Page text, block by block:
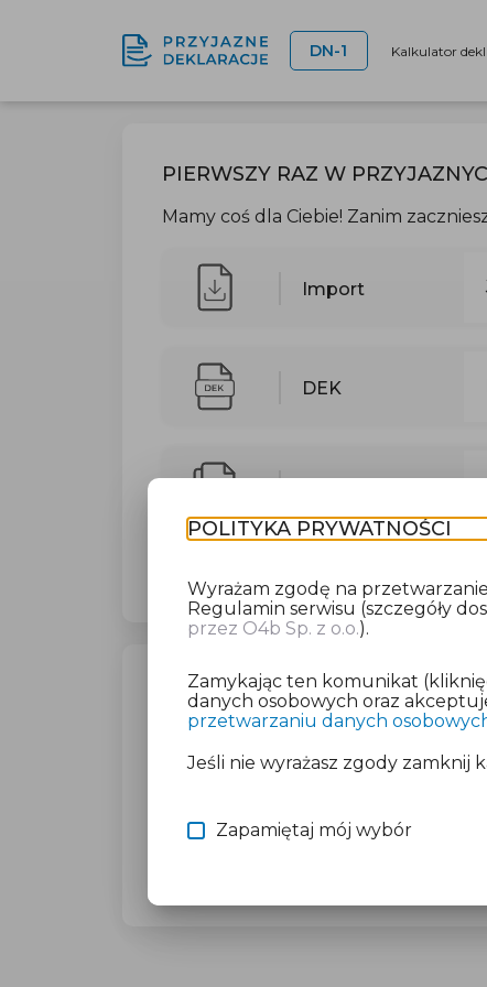
DN-1 Kalkulator
PIERWSZY RAZ W
Mamy coś dla Ciebie! Zanim
Import
DEK
WYBIERZ JEDNĄ Z OPCJI
Wczytaj deklarację z pliku Excel
Przywróć ostatnią deklarację
POLITYKA PRYWATNOŚCI
Wyrażam zgodę na
Regulamin serwisu (szczegóły
przez O4b Sp. z o.o.).
Zamykając ten komunikat
danych osobowych oraz
przetwarzaniu danych
Jeśli nie wyrażasz zgody zamknij
Zapamiętaj mój wybór